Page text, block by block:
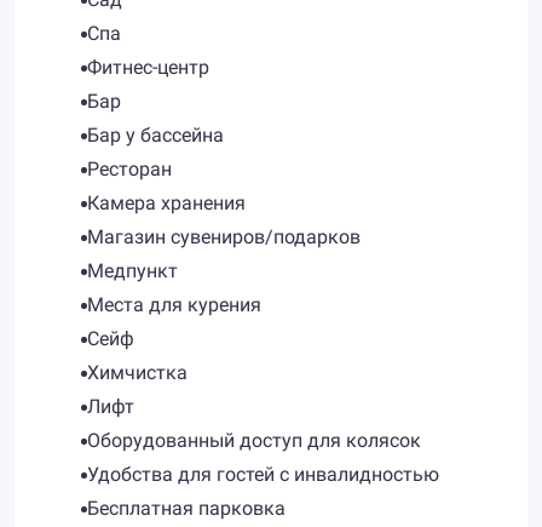
Спа
Фитнес-центр
Бар
Бар у бассейна
Ресторан
Камера хранения
Магазин сувениров/подарков
Медпункт
Места для курения
Сейф
Химчистка
Лифт
Оборудованный доступ для колясок
Удобства для гостей с инвалидностью
Бесплатная парковка